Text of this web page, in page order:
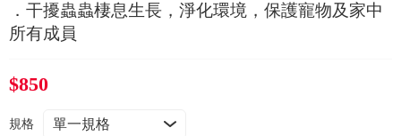
折價券、紅利說明
．干擾蟲蟲棲息生長，淨化環境，保護寵物及家中
所有成員
$850
規格